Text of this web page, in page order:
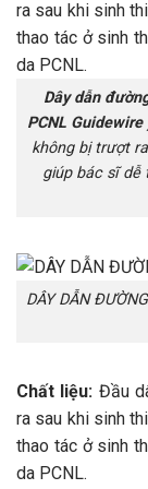
Dây dẫn
PCNL Guidewire
không bị trượt
giúp bác sĩ dễ
DÂY DẪN
Chất liệu: Đầu
ra sau khi sinh
thao tác ở sinh
da PCNL.